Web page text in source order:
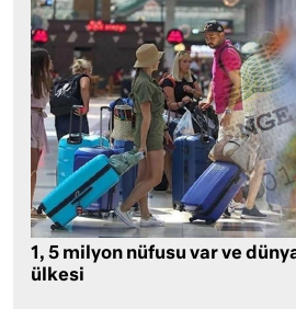
1, 5 milyon nüfusu var ve
ülkesi